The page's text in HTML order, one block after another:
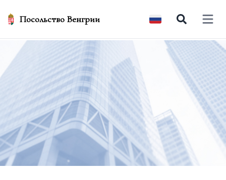
Посольство Венгрии Open